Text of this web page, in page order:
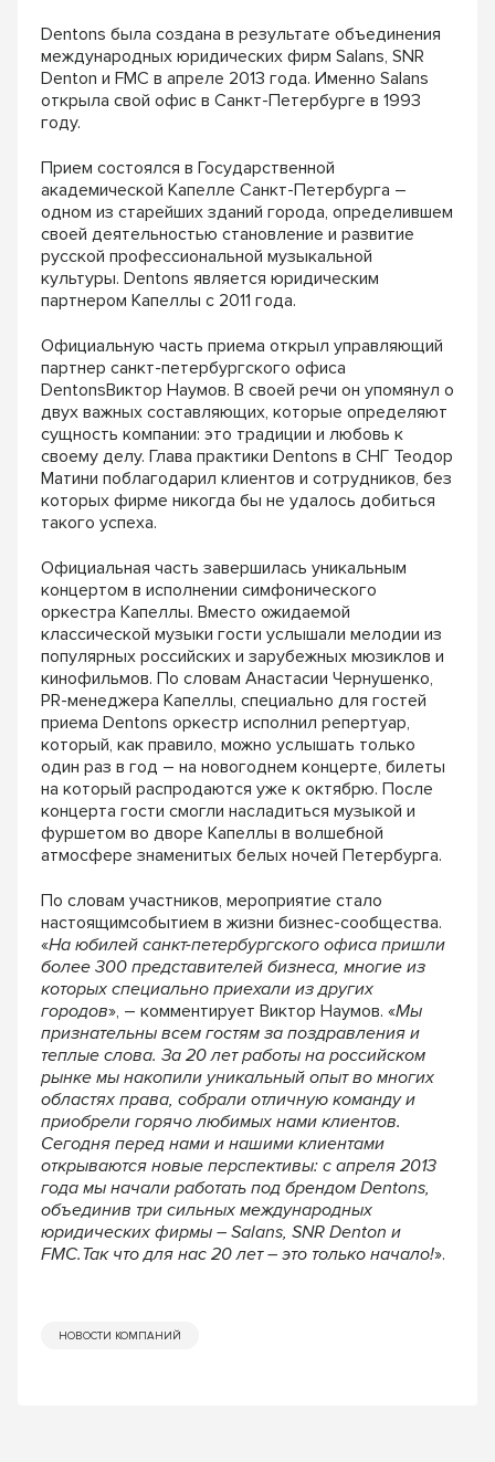
Dentons была создана в результате объединения
международных юридических фирм Salans, SNR
Denton и FMC в апреле 2013 года. Именно Salans
открыла свой офис в Санкт-Петербурге в 1993
году.
Прием состоялся в Государственной
академической Капелле Санкт-Петербурга –
одном из старейших зданий города, определившем
своей деятельностью становление и развитие
русской профессиональной музыкальной
культуры. Dentons является юридическим
партнером Капеллы с 2011 года.
Официальную часть приема открыл управляющий
партнер санкт-петербургского офиса
DentonsВиктор Наумов. В своей речи он упомянул о
двух важных составляющих, которые определяют
сущность компании: это традиции и любовь к
своему делу. Глава практики Dentons в СНГ Теодор
Матини поблагодарил клиентов и сотрудников, без
которых фирме никогда бы не удалось добиться
такого успеха.
Официальная часть завершилась уникальным
концертом в исполнении симфонического
оркестра Капеллы. Вместо ожидаемой
классической музыки гости услышали мелодии из
популярных российских и зарубежных мюзиклов и
кинофильмов. По словам Анастасии Чернушенко,
PR-менеджера Капеллы, специально для гостей
приема Dentons оркестр исполнил репертуар,
который, как правило, можно услышать только
один раз в год – на новогоднем концерте, билеты
на который распродаются уже к октябрю. После
концерта гости смогли насладиться музыкой и
фуршетом во дворе Капеллы в волшебной
атмосфере знаменитых белых ночей Петербурга.
По словам участников, мероприятие стало
настоящимсобытием в жизни бизнес-сообщества.
«На юбилей санкт-петербургского офиса пришли
более 300 представителей бизнеса, многие из
которых специально приехали из других
городов», – комментирует Виктор Наумов. «Мы
признательны всем гостям за поздравления и
теплые слова. За 20 лет работы на российском
рынке мы накопили уникальный опыт во многих
областях права, собрали отличную команду и
приобрели горячо любимых нами клиентов.
Сегодня перед нами и нашими клиентами
открываются новые перспективы: с апреля 2013
года мы начали работать под брендом Dentons,
объединив три сильных международных
юридических фирмы – Salans, SNR Denton и
FMC.Так что для нас 20 лет – это только начало!».
НОВОСТИ КОМПАНИЙ